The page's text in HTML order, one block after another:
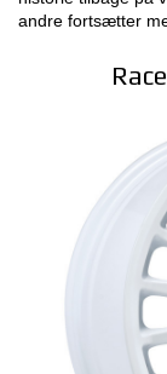
andre fortsætter